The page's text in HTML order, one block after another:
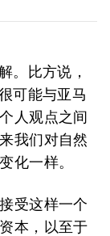
。比方说，
可能与亚马
人观点之间
我们对自然
化一样。
受这样一个
本，以至于